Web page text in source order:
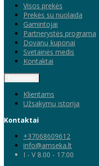
Visos prekės
Prekės su nuolaida
Gamintojai
Partnerystės programa
Dovanų kuponai
Svetainės medis
Kontaktai
Klientams
Užsakymų istorija
Kontaktai
+37068609612
info@amseka.lt
I - V 8.00 - 17.00